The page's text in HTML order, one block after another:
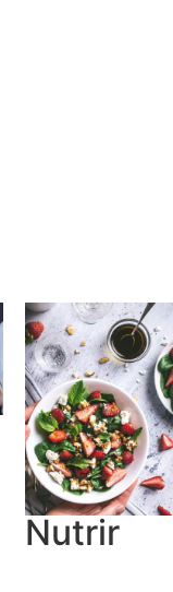
Nutrir